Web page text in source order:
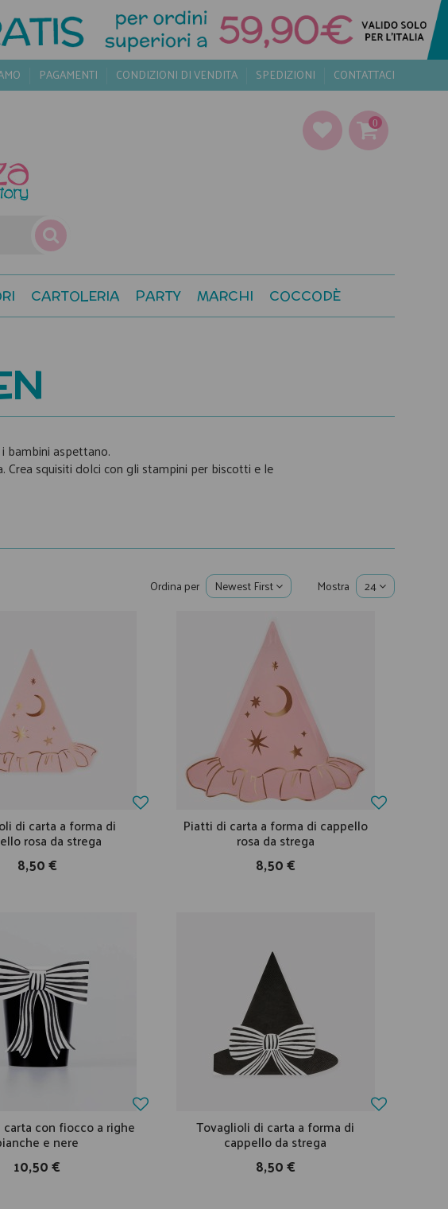
PAGAMENTI CONDIZIONI DI VENDITA SPEDIZIONI CONTATTACI
0
CARTOLERIA PARTY MARCHI COCCODÈ
bambini aspettano.
squisiti dolci con gli stampini per biscotti e le
Ordina per Newest First Mostra 24
di carta a forma di
rosa da strega
8,50 €
Piatti di carta a forma di cappello
rosa da strega
8,50 €
con fiocco a righe
e nere
10,50 €
Tovaglioli di carta a forma di
cappello da strega
8,50 €